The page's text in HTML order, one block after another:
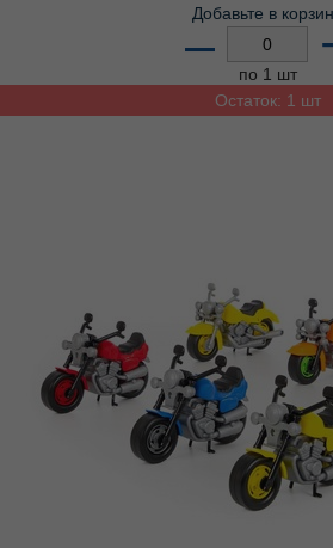
Добавьте в
–
по 1 шт
Остаток: 1 шт